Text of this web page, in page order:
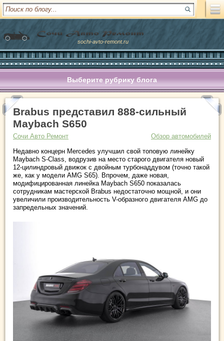
sochi-avto-remont.ru
Выберите рубрику блога
Brabus представил 888-сильный
Maybach S650
Сочи Авто Ремонт
Обзор автомобилей
Недавно концерн Mercedes улучшил свой топовую линейку
Maybach S-Class, водрузив на место старого двигателя новый
12-цилиндровый движок с двойным турбонаддувом (точно такой
же, как у модели AMG S65). Впрочем, даже новая,
модифицированная линейка Maybach S650 показалась
сотрудникам мастерской Brabus недостаточно мощной, и они
увеличили производительность V-образного двигателя AMG до
запредельных значений.